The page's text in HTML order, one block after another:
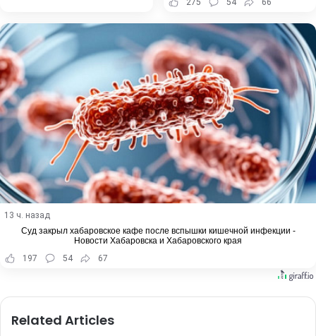
275 54 66
13 ч. назад
Суд закрыл хабаровское кафе после вспышки кишечной инфекции -
Новости Хабаровска и Хабаровского края
197
54 67
Related Articles